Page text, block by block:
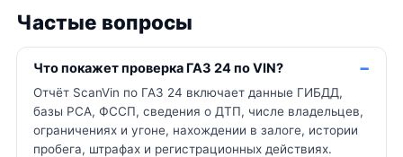
Частые вопросы
Что покажет проверка ГАЗ 24 по VIN?
Отчёт ScanVin по ГАЗ 24 включает данные ГИБДД,
базы РСА, ФССП, сведения о ДТП, числе владельцев,
ограничениях и угоне, нахождении в залоге, истории
пробега, штрафах и регистрационных действиях.